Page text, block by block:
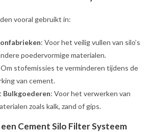
vooral gebruikt in:
: Voor het veilig vullen van silo’s
poedervormige materialen.
Om stofemissies te verminderen tijdens de
van cement.
Bulkgoederen: Voor het verwerken van
zoals kalk, zand of gips.
Cement Silo Filter Systeem